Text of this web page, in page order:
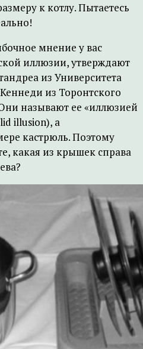
к котлу. Пытаетесь
мнение у вас
иллюзии, утверждают
из Университета
из Торонтского
называют ее «иллюзией
illusion), а
кастрюль. Поэтому
какая из крышек справа